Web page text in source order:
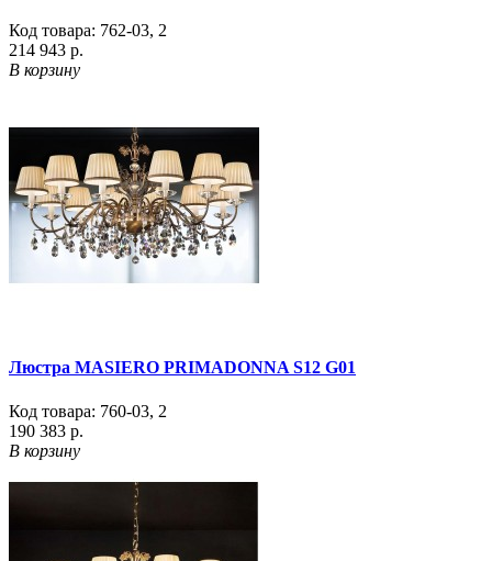
Код товара: 762-03, 2
214 943 р.
В корзину
Люстра MASIERO PRIMADONNA S12 G01
Код товара: 760-03, 2
190 383 р.
В корзину